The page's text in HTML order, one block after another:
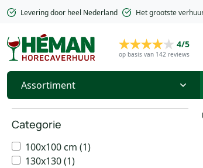
Levering door heel Nederland Het grootste
4/5
op basis van 142 reviews
Assortiment
Categorie
100x100 cm (1)
130x130(1)